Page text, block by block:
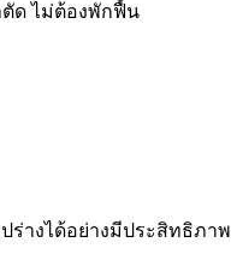
ตัด ไม่ต้องพักฟื้น
ปร่างได้อย่างมีประสิทธิภาพ